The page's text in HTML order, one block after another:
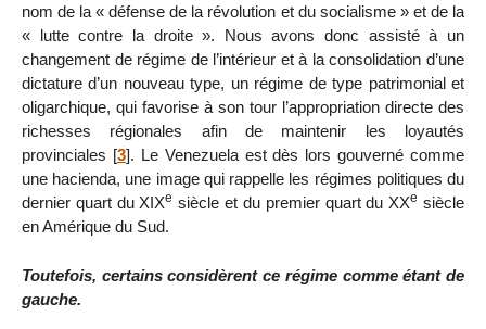
nom de la « défense de la révolution et du socialisme » et de la
« lutte contre la droite ». Nous avons donc assisté à un
changement de régime de l’intérieur et à la consolidation d’une
dictature d’un nouveau type, un régime de type patrimonial et
oligarchique, qui favorise à son tour l’appropriation directe des
richesses régionales afin de maintenir les loyautés
provinciales [3]. Le Venezuela est dès lors gouverné comme
une hacienda, une image qui rappelle les régimes politiques du
dernier quart du XIXe siècle et du premier quart du XXe siècle
en Amérique du Sud.
Toutefois, certains considèrent ce régime comme étant de
gauche.